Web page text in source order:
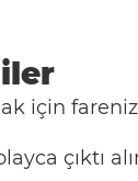
için
çıktı